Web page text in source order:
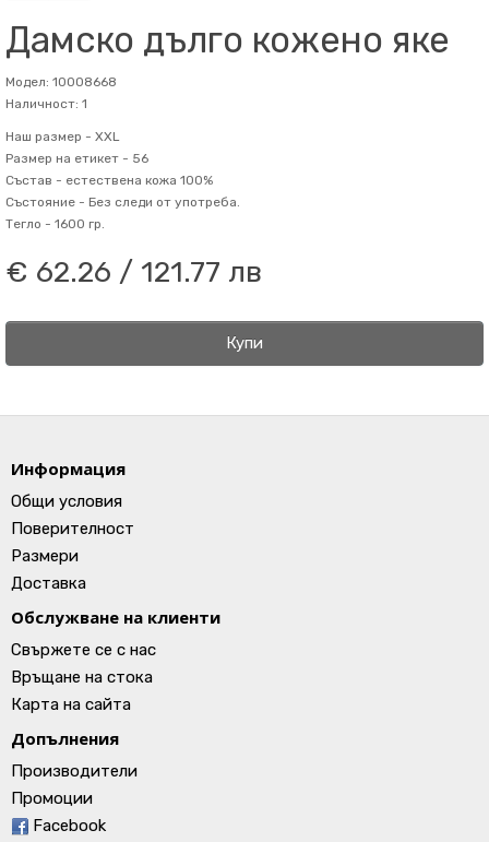
Дамско дълго кожено яке
Модел: 10008668
Наличност: 1
Наш размер - XXL
Размер на етикет - 56
Състав - естествена кожа 100%
Състояние - Без следи от употреба.
Тегло - 1600 гр.
€ 62.26 / 121.77 лв
Купи
Информация
Общи условия
Поверителност
Размери
Доставка
Обслужване на клиенти
Свържете се с нас
Връщане на стока
Карта на сайта
Допълнения
Производители
Промоции
Facebook